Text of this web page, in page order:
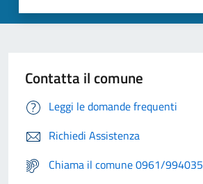
Contatta il comune
Leggi le domande frequenti
Richiedi Assistenza
Chiama il comune 0961/994035